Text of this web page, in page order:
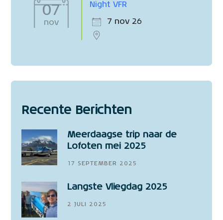
07
nov
Night VFR
7 nov 26
Recente Berichten
Meerdaagse trip naar de
Lofoten mei 2025
17 SEPTEMBER 2025
Langste Vliegdag 2025
2 JULI 2025